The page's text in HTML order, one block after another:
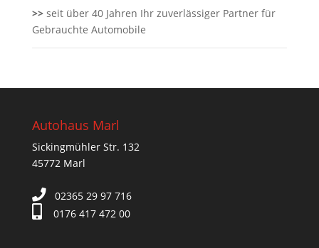
>>seit über 40 Jahren Ihr zuverlässiger Partner für
Gebrauchte Automobile
Autohaus Marl
Sickingmühler Str. 132
45772 Marl
02365 29 97 716
0176 417 472 00